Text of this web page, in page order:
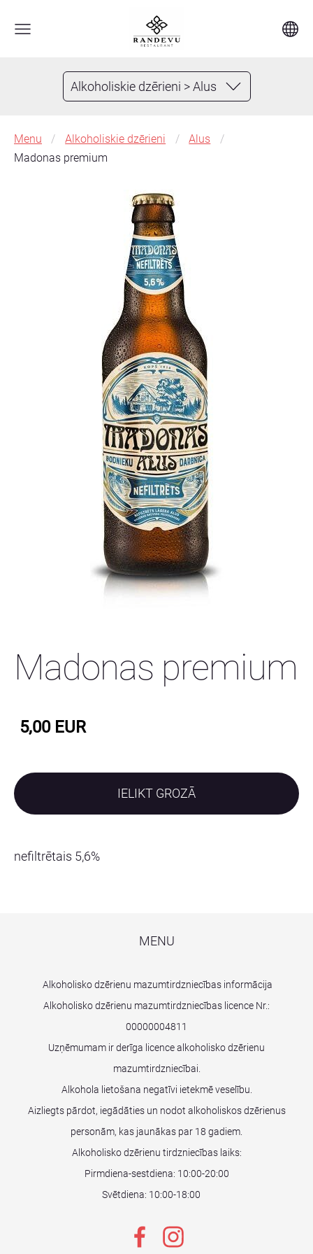
Alkoholiskie dzērieni > Alus
Menu Alkoholiskie dzērieni
Alus
Madonas premium
Madonas premium
5,00 EUR
IELIKT GROZĀ
nefiltrētais 5,6%
MENU
Alkoholisko dzērienu mazumtirdzniecības informācija
Alkoholisko dzērienu mazumtirdzniecības licence Nr.:
00000004811
Uzņēmumam ir derīga licence alkoholisko dzērienu
mazumtirdzniecībai.
Alkohola lietošana negatīvi ietekmē veselību.
Aizliegts pārdot, iegādāties un nodot alkoholiskos dzērienus
personām, kas jaunākas par 18 gadiem.
Alkoholisko dzērienu tirdzniecības laiks:
Pirmdiena-sestdiena: 10:00-20:00
Svētdiena: 10:00-18:00